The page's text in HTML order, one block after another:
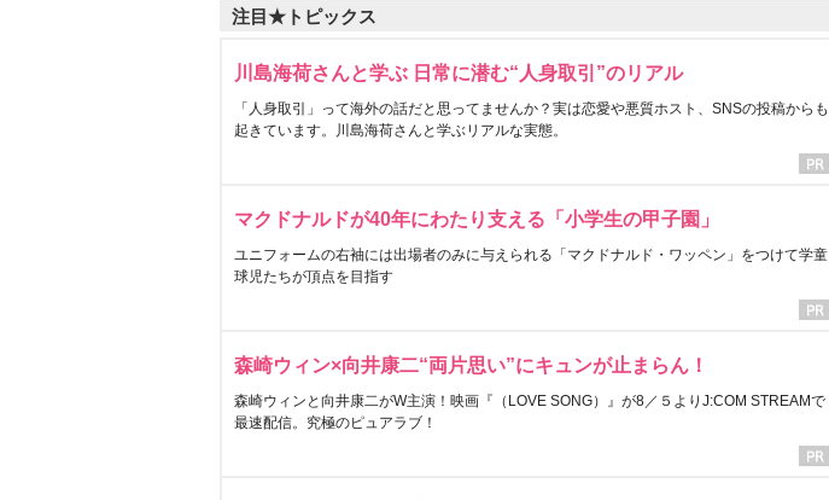
注目★トピックス
川島海荷さんと学ぶ 日常に潜む“人身取引”のリアル
「人身取引」って海外の話だと思ってませんか？実は恋愛や悪質ホスト、SNSの投稿からも
起きています。川島海荷さんと学ぶリアルな実態。
マクドナルドが40年にわたり支える「小学生の甲子園」
ユニフォームの右袖には出場者のみに与えられる「マクドナルド・ワッペン」をつけて学童
球児たちが頂点を目指す
森崎ウィン×向井康二“両片思い”にキュンが止まらん！
森崎ウィンと向井康二がW主演！映画『（LOVE SONG）』が8／５よりJ:COM STREAMで
最速配信。究極のピュアラブ！